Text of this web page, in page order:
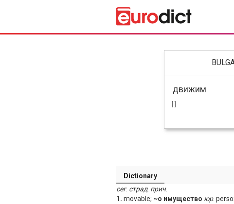
Dictionary
сег. страд. прич.
1. movable; ~о имущество юр.